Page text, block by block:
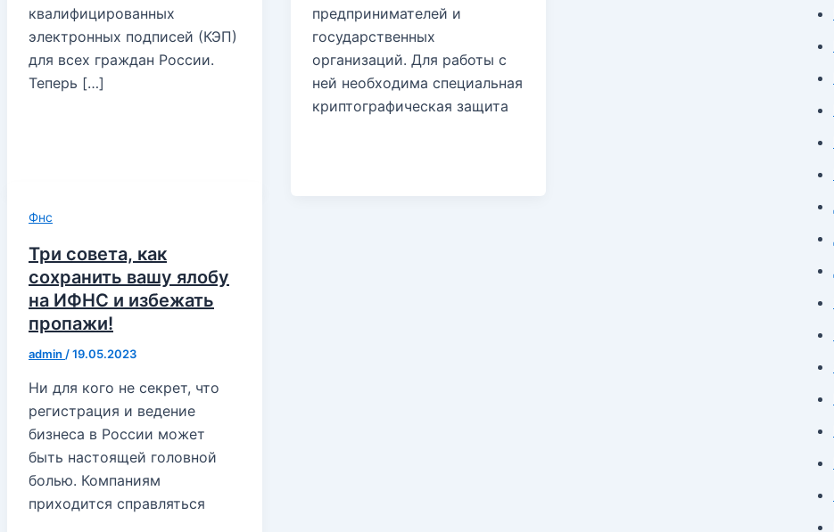
квалифицированных
электронных подписей (КЭП)
для всех граждан России.
Теперь […]
предпринимателей и
государственных
организаций. Для работы с
ней необходима специальная
криптографическая защита
Фнс
Три совета, как
сохранить вашу ялобу
на ИФНС и избежать
пропажи!
admin /19.05.2023
Ни для кого не секрет, что
регистрация и ведение
бизнеса в России может
быть настоящей головной
болью. Компаниям
приходится справляться